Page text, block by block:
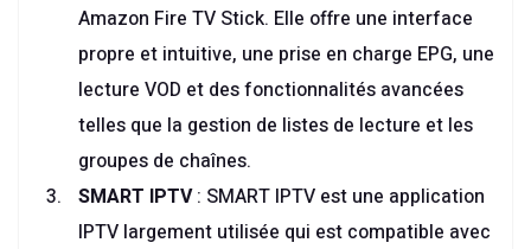
Amazon Fire TV Stick. Elle offre une interface
propre et intuitive, une prise en charge EPG, une
lecture VOD et des fonctionnalités avancées
telles que la gestion de listes de lecture et les
groupes de chaînes.
SMART IPTV: SMART IPTV est une application
IPTV largement utilisée qui est compatible avec